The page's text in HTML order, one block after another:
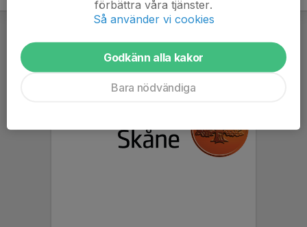
förbättra våra tjänster.
Så använder vi cookies
Godkänn alla kakor
Bara nödvändiga